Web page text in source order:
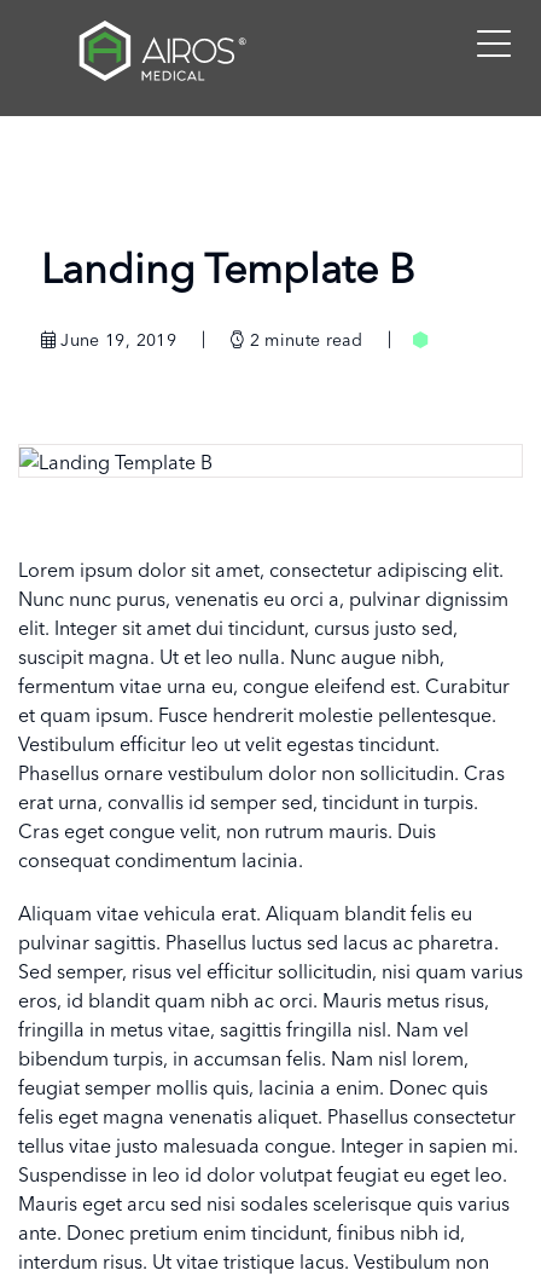
Landing Template B
June 19, 2019 2 minute read
Lorem ipsum dolor sit amet, consectetur adipiscing elit.
Nunc nunc purus, venenatis eu orci a, pulvinar dignissim
elit. Integer sit amet dui tincidunt, cursus justo sed,
suscipit magna. Ut et leo nulla. Nunc augue nibh,
fermentum vitae urna eu, congue eleifend est. Curabitur
et quam ipsum. Fusce hendrerit molestie pellentesque.
Vestibulum efficitur leo ut velit egestas tincidunt.
Phasellus ornare vestibulum dolor non sollicitudin. Cras
erat urna, convallis id semper sed, tincidunt in turpis.
Cras eget congue velit, non rutrum mauris. Duis
consequat condimentum lacinia.
Aliquam vitae vehicula erat. Aliquam blandit felis eu
pulvinar sagittis. Phasellus luctus sed lacus ac pharetra.
Sed semper, risus vel efficitur sollicitudin, nisi quam varius
eros, id blandit quam nibh ac orci. Mauris metus risus,
fringilla in metus vitae, sagittis fringilla nisl. Nam vel
bibendum turpis, in accumsan felis. Nam nisl lorem,
feugiat semper mollis quis, lacinia a enim. Donec quis
felis eget magna venenatis aliquet. Phasellus consectetur
tellus vitae justo malesuada congue. Integer in sapien mi.
Suspendisse in leo id dolor volutpat feugiat eu eget leo.
Mauris eget arcu sed nisi sodales scelerisque quis varius
ante. Donec pretium enim tincidunt, finibus nibh id,
interdum risus. Ut vitae tristique lacus. Vestibulum non